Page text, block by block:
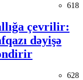
618
çevrilir:
dəyişə
628